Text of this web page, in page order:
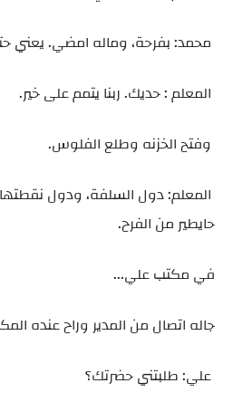
محمد: بفرحة، وماله امضي. يعني
المعلم : حديك. ربنا يتمم على خير.
وفتح الخزنه وطلع الفلوس.
المعلم: دول السلفة، ودول
حايطير من الفرح.
في مكتب علي...
جاله اتصال من المدير وراح عنده
علي: طلبتني حضرتك؟